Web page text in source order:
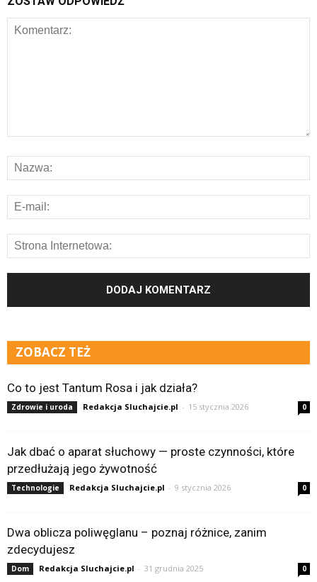
ZOBACZ TEŻ
Co to jest Tantum Rosa i jak działa?
Zdrowie i uroda Redakcja Sluchajcie.pl - 15 stycznia 2026 0
Jak dbać o aparat słuchowy — proste czynności, które
przedłużają jego żywotność
Technologie Redakcja Sluchajcie.pl - 9 stycznia 2026 0
Dwa oblicza poliwęglanu – poznaj różnice, zanim
zdecydujesz
Dom Redakcja Sluchajcie.pl - 31 grudnia 2025 0